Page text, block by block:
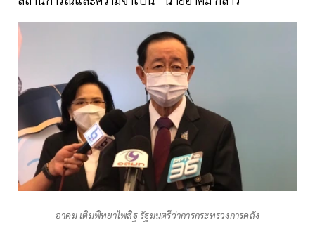
อาคม เติมพิทยาไพสิฐ รัฐมนตรีว่าการกระทรวงการคลัง